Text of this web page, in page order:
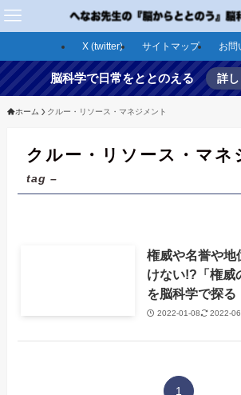
X (twitter) サイトマップ お問
脳科学で日常をととのえる 詳
ホーム クルー・リソース・マネジメント
クルー・リソース・マネ
tag –
権威や名誉や地
けない!?「権威
を脳科学で探る
2022-01-08 2022-
1